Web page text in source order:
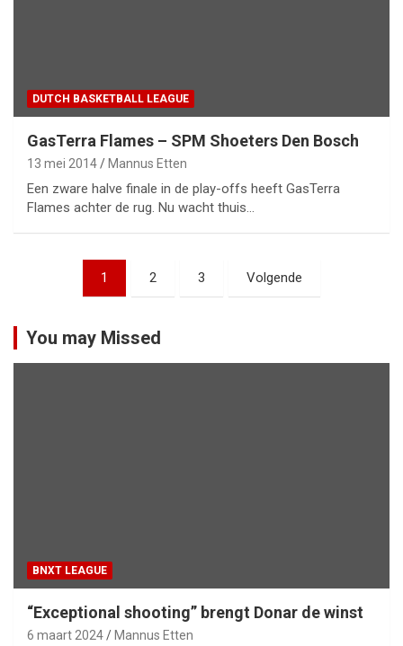
DUTCH BASKETBALL LEAGUE
GasTerra Flames – SPM Shoeters Den Bosch
13 mei 2014 Mannus Etten
Een zware halve finale in de play-offs heeft GasTerra
Flames achter de rug. Nu wacht thuis…
Berichtnavigatie
1 2 3 Volgende
You may Missed
BNXT LEAGUE
“Exceptional shooting” brengt Donar de winst
6 maart 2024 Mannus Etten